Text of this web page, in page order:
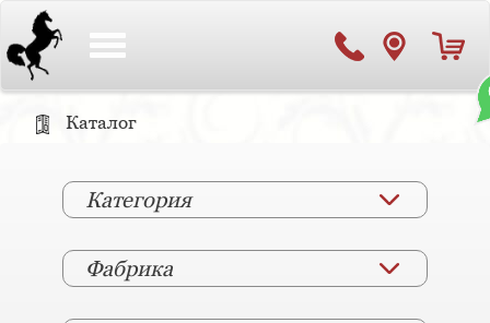
Каталог
Категория
Фабрика